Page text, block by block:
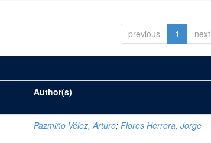
previous 1 next
Author(s)
Pazmiño Vélez, Arturo;Flores Herrera, Jorge